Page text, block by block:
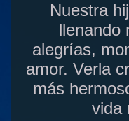
Nuestra
llenando
alegrías,
amor. Verla
más
vida